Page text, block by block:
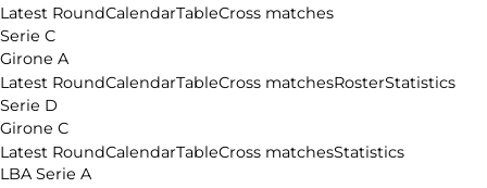
Latest RoundCalendarTableCross matches
Serie C
Girone A
Latest RoundCalendarTableCross matchesRosterStatistics
Serie D
Girone C
Latest RoundCalendarTableCross matchesStatistics
LBA Serie A